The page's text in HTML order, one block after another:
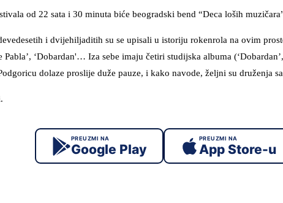
od 22 sata i 30 minuta biće beogradski bend “Deca loših
i dvijehiljaditih su se upisali u istoriju rokenrola na ovim
Pabla’, ‘Dobardan'… Iza sebe imaju četiri studijska albuma
dolaze proslije duže pauze, i kako navode, željni su druženja
PREUZMI NA
Google Play
PREUZMI NA
App Store-u